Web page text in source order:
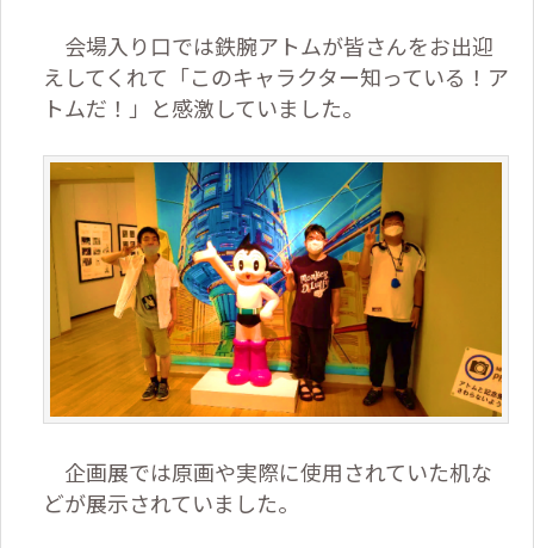
会場入り口では鉄腕アトムが皆さんをお出迎
えしてくれて「このキャラクター知っている！ア
トムだ！」と感激していました。
企画展では原画や実際に使用されていた机な
どが展示されていました。